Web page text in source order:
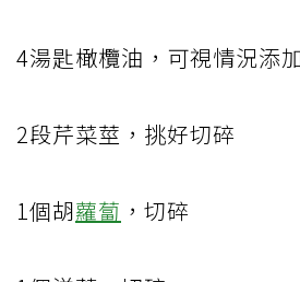
4湯匙橄欖油，可視情況添
2段芹菜莖，挑好切碎
1個胡蘿蔔 ，切碎